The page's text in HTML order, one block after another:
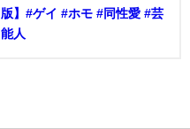
版】#ゲイ #ホモ #同性愛 #芸
能人